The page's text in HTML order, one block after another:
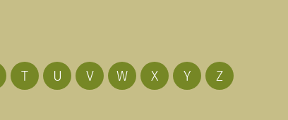
T U V W X Y Z